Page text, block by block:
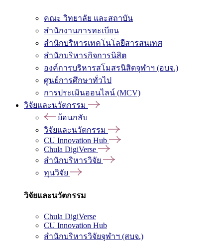
คณะ วิทยาลัย และสถาบัน
สำนักงานการทะเบียน
สำนักบริหารเทคโนโลยีสารสนเทศ
สำนักบริหารกิจการนิสิต
องค์การบริหารสโมสรนิสิตจุฬาฯ (อบจ.)
ศูนย์การศึกษาทั่วไป
การประเมินออนไลน์ (MCV)
วิจัยและนวัตกรรม
ย้อนกลับ
วิจัยและนวัตกรรม
CU Innovation Hub
Chula DigiVerse
สำนักบริหารวิจัย
ทุนวิจัย
วิจัยและนวัตกรรม
Chula DigiVerse
CU Innovation Hub
สำนักบริหารวิจัยจุฬาฯ (สบจ.)